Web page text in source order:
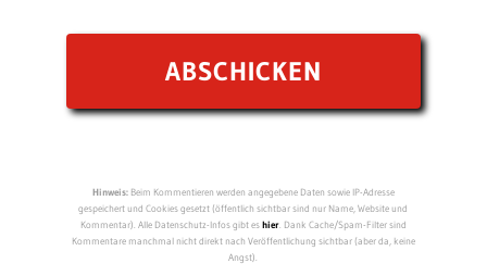
Hinweis:Beim Kommentieren werden angegebene Daten sowie IP-Adresse
gespeichert und Cookies gesetzt (öffentlich sichtbar sind nur Name, Website und
Kommentar). Alle Datenschutz-Infos gibt eshier. Dank Cache/Spam-Filter sind
Kommentare manchmal nicht direkt nach Veröffentlichung sichtbar (aber da, keine
Angst).